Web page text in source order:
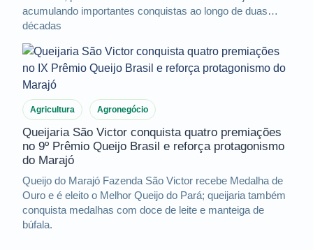
acumulando importantes conquistas ao longo de duas
décadas
Agricultura Agronegócio
Queijaria São Victor conquista quatro premiações
no 9º Prêmio Queijo Brasil e reforça protagonismo
do Marajó
Queijo do Marajó Fazenda São Victor recebe Medalha de
Ouro e é eleito o Melhor Queijo do Pará; queijaria também
conquista medalhas com doce de leite e manteiga de
búfala.